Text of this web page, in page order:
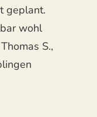
geplant.
wohl
S.,